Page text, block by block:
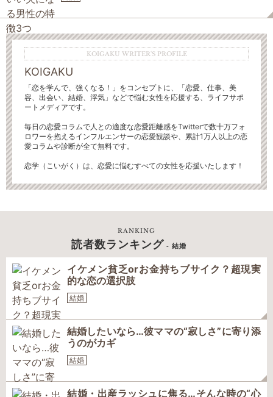
KOIGAKU WRITER'S PROFILE
KOIGAKU
「恋を学んで、強くなる！」をコンセプトに、「恋愛、仕事、美
容、出会い、結婚、浮気」などで悩む女性を応援する、ライフサポ
ートメディアです。
毎日の恋愛コラムで人との適度な恋愛距離感をTwitterで数十万フォ
ロワーを抱えるインフルエンサーの恋愛観談や、累計1万人以上の恋
愛コラムや診断が全て無料です。
恋学（こいがく）は、恋愛に悩むすべての女性を応援いたします！
RANKING
読者数ランキング - 結婚
イケメン貧乏orお金持ちブサイク？超現実
的な恋の選択肢
結婚
結婚したいなら…彼ママの“寂しさ”に寄り添
うのがカギ
結婚
結婚・出産ラッシュに焦る…そんな時の“心